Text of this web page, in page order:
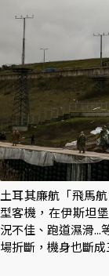
土耳其廉航「飛馬
型客機，在伊斯坦
況不佳、跑道濕滑...
場折斷，機身也斷